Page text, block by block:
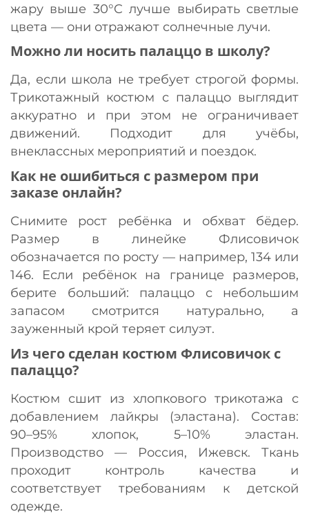
жару выше 30°C лучше выбирать светлые
цвета — они отражают солнечные лучи.
Можно ли носить палаццо в школу?
Да, если школа не требует строгой формы.
Трикотажный костюм с палаццо выглядит
аккуратно и при этом не ограничивает
движений. Подходит для учёбы,
внеклассных мероприятий и поездок.
Как не ошибиться с размером при
заказе онлайн?
Снимите рост ребёнка и обхват бёдер.
Размер в линейке Флисовичок
обозначается по росту — например, 134 или
146. Если ребёнок на границе размеров,
берите больший: палаццо с небольшим
запасом смотрится натурально, а
зауженный крой теряет силуэт.
Из чего сделан костюм Флисовичок с
палаццо?
Костюм сшит из хлопкового трикотажа с
добавлением лайкры (эластана). Состав:
90–95% хлопок, 5–10% эластан.
Производство — Россия, Ижевск. Ткань
проходит контроль качества и
соответствует требованиям к детской
одежде.